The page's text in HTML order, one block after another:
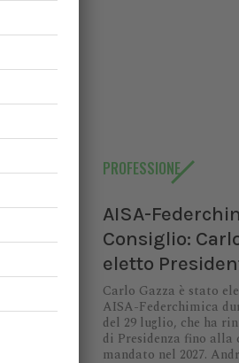
il tipo
con
può
del
di
o
PROFESSIONE
AISA-
Consiglio:
eletto
Carlo Gazza è stato
AISA-Federchimica
del 29 luglio, che ha
di Presidenza fino alla
mandato nel 2027.